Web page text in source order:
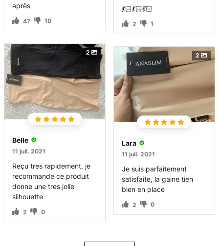
💃🏻💃🏻💃🏻
2 1
après
47 10
2
Belle
11 juil. 2021
Reçu tres rapidement, je
recommande ce produit
donne une tres jolie
silhouette
2 0
2
Lara
11 juil. 2021
Je suis parfaitement
satisfaite, la gaine tien
bien en place
2 0